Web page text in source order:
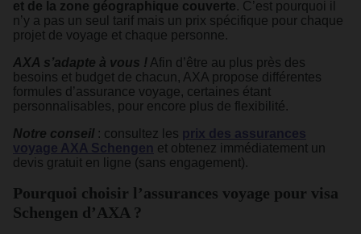
et de la zone géographique couverte. C’est pourquoi il
n’y a pas un seul tarif mais un prix spécifique pour chaque
projet de voyage et chaque personne.
AXA s’adapte à vous ! Afin d’être au plus près des
besoins et budget de chacun, AXA propose différentes
formules d’assurance voyage, certaines étant
personnalisables, pour encore plus de flexibilité.
Notre conseil : consultez les prix des assurances
voyage AXA Schengen et obtenez immédiatement un
devis gratuit en ligne (sans engagement).
Pourquoi choisir l’assurances voyage pour visa
Schengen d’AXA ?